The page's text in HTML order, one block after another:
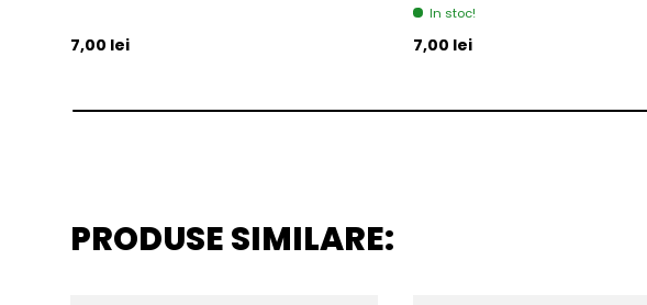
Pret initial
7,00 lei
In stoc!
Pret initial
7,00 lei
PRODUSE SIMILARE: